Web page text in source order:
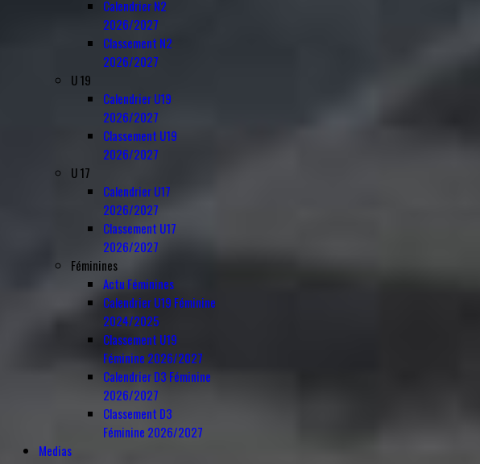
Calendrier N2
2026/2027
Classement N2
2026/2027
U 19
Calendrier U19
2026/2027
Classement U19
2026/2027
U 17
Calendrier U17
2026/2027
Classement U17
2026/2027
Féminines
Actu Féminines
Calendrier U19 Féminine
2024/2025
Classement U19
Féminine 2026/2027
Calendrier D3 Féminine
2026/2027
Classement D3
Féminine 2026/2027
Medias